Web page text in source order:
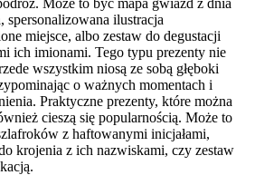
spersonalizowana ilustracja
miejsce, albo zestaw do degustacji
ich imionami. Tego typu prezenty nie
wszystkim niosą ze sobą głęboki
o ważnych momentach i
Praktyczne prezenty, które można
cieszą się popularnością. Może to
z haftowanymi inicjałami,
krojenia z ich nazwiskami, czy zestaw